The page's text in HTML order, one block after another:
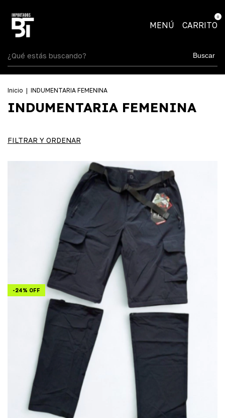
MENÚ CARRITO
0
Buscar
Inicio | INDUMENTARIA FEMENINA
INDUMENTARIA FEMENINA
FILTRAR Y ORDENAR
-24% OFF